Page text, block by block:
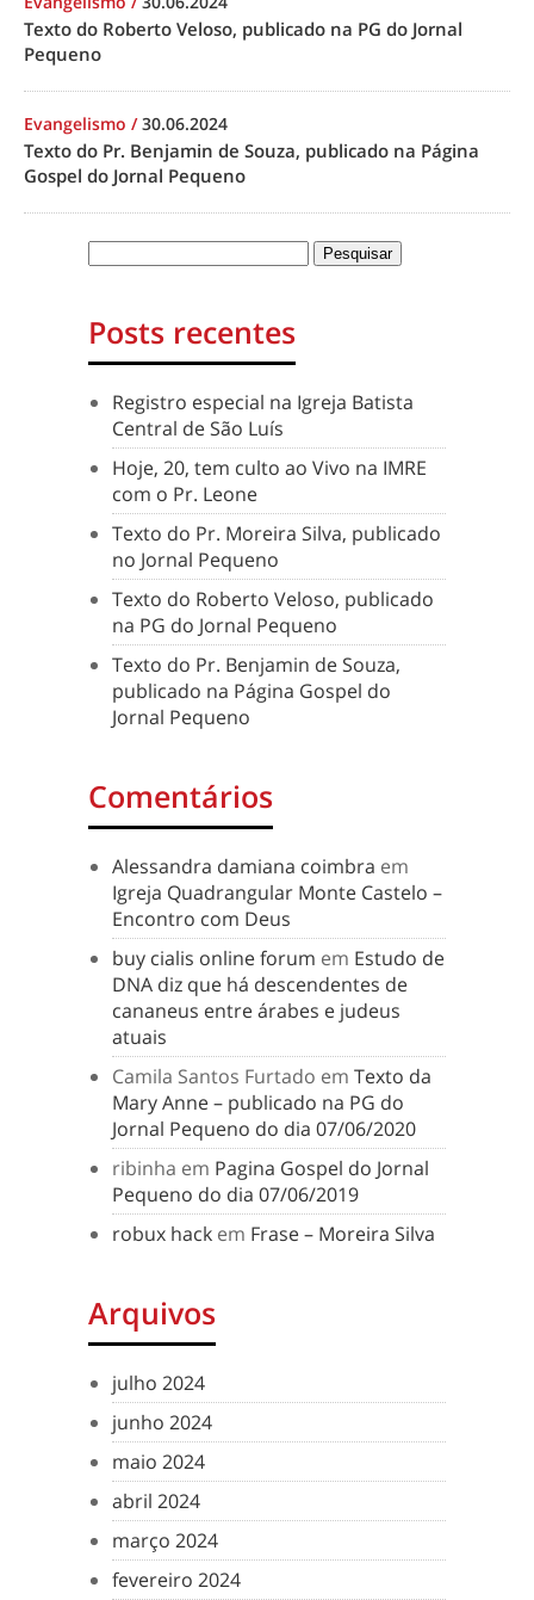
Texto do Roberto Veloso, publicado na PG do Jornal
Pequeno
Evangelismo /30.06.2024
Texto do Pr. Benjamin de Souza, publicado na Página
Gospel do Jornal Pequeno
Posts recentes
Registro especial na Igreja Batista
Central de São Luís
Hoje, 20, tem culto ao Vivo na IMRE
com o Pr. Leone
Texto do Pr. Moreira Silva, publicado
no Jornal Pequeno
Texto do Roberto Veloso, publicado
na PG do Jornal Pequeno
Texto do Pr. Benjamin de Souza,
publicado na Página Gospel do
Jornal Pequeno
Comentários
Alessandra damiana coimbra em
Igreja Quadrangular Monte Castelo –
Encontro com Deus
buy cialis online forum em Estudo de
DNA diz que há descendentes de
cananeus entre árabes e judeus
atuais
Camila Santos Furtado em Texto da
Mary Anne – publicado na PG do
Jornal Pequeno do dia 07/06/2020
ribinha em Pagina Gospel do Jornal
Pequeno do dia 07/06/2019
robux hack em Frase – Moreira Silva
Arquivos
julho 2024
junho 2024
maio 2024
abril 2024
março 2024
fevereiro 2024